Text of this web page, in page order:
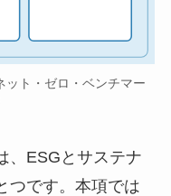
ット・ゼロ・ベンチマー
、ESGとサステナ
つです。本項では